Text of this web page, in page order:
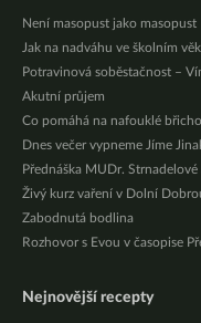
Není masopust jako masopust
Jak na nadváhu ve školním
Potravinová soběstačnost –
Akutní průjem
Co pomáhá na nafouklé
Dnes večer vypneme Jíme
Přednáška MUDr.
Živý kurz vaření v Dolní
Zabodnutá bodlina
Rozhovor s Evou v časopise
Nejnovější recepty